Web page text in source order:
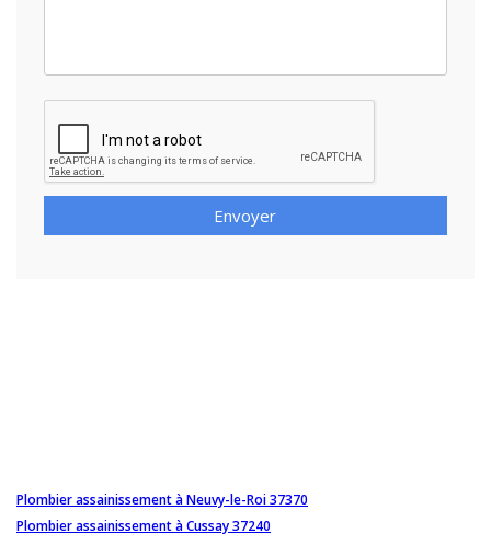
Envoyer
Plombier assainissement à Neuvy-le-Roi 37370
Plombier assainissement à Cussay 37240